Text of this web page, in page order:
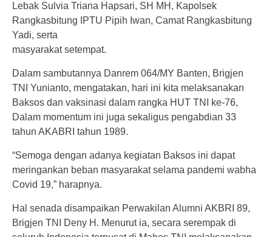
Lebak Sulvia Triana Hapsari, SH MH, Kapolsek
Rangkasbitung IPTU Pipih Iwan, Camat Rangkasbitung
Yadi, serta
masyarakat setempat.
Dalam sambutannya Danrem 064/MY Banten, Brigjen
TNI Yunianto, mengatakan, hari ini kita melaksanakan
Baksos dan vaksinasi dalam rangka HUT TNI ke-76,
Dalam momentum ini juga sekaligus pengabdian 33
tahun AKABRI tahun 1989.
“Semoga dengan adanya kegiatan Baksos ini dapat
meringankan beban masyarakat selama pandemi wabha
Covid 19,” harapnya.
Hal senada disampaikan Perwakilan Alumni AKBRI 89,
Brigjen TNI Deny H. Menurut ia, secara serempak di